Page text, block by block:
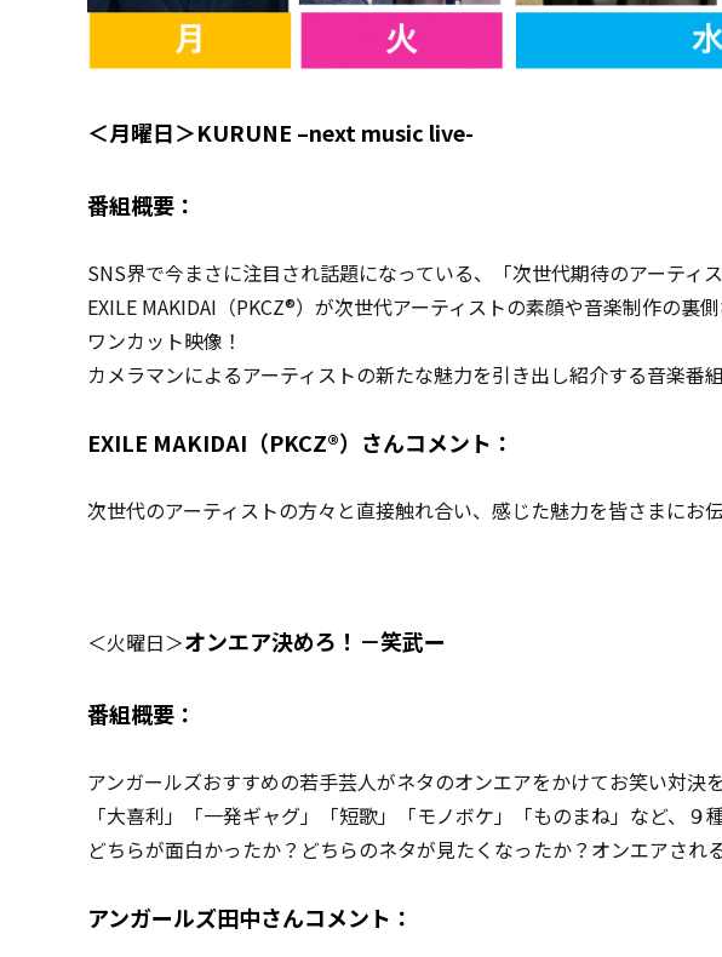
＜月曜日＞KURUNE –next music live-
番組概要：
SNS界で今まさに注目され話題になっている、「次世代期待のアーティ
EXILE MAKIDAI（PKCZ®）が次世代アーティストの素顔や音楽制作の
ワンカット映像！
カメラマンによるアーティストの新たな魅力を引き出し紹介する音楽番組
EXILE MAKIDAI （PKCZ®）さんコメント：
次世代のアーティストの方々と直接触れ合い、感じた魅力を皆さまにお
＜火曜日＞オンエア決めろ！－笑武ー
番組概要：
アンガールズおすすめの若手芸人がネタのオンエアをかけてお笑い対決
「大喜利」「一発ギャグ」「短歌」「モノボケ」「ものまね」など、９
どちらが面白かったか？どちらのネタが見たくなったか？オンエアされ
アンガールズ田中さんコメント：